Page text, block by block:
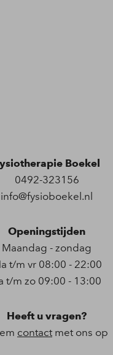
Boekel
0492-323156
info@fysioboekel.nl
Openingstijden
Maandag - zondag
t/m vr 08:00 - 22:00
t/m zo 09:00 - 13:00
Heeft u vragen?
contact met ons op